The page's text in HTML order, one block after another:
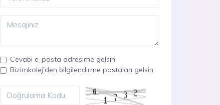
Cevabı e-posta adresime gelsin
Bizimkolej'den bilgilendirme postaları gelsin